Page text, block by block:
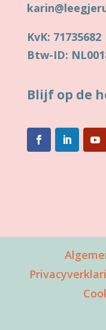
KvK: 71735682
Btw-ID:
Blijf op de